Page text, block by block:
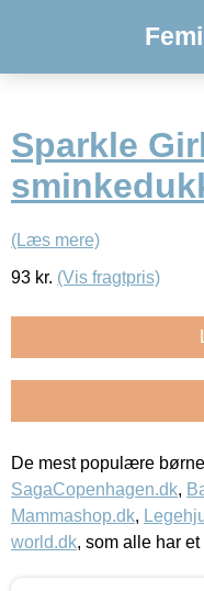
Sparkle
(Læs mere)
93 kr. (Vis fragtpris)
De mest populære
SagaCopenhagen.dk,
Mammashop.dk,
world.dk, som alle har